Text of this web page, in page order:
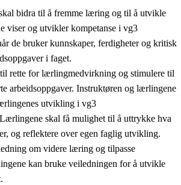
bidra til å fremme læring og til å utvikle
viser og utvikler kompetanse i vg3
de bruker kunnskaper, ferdigheter og kritisk
i faget.
rette for lærlingmedvirkning og stimulere til
arbeidsoppgaver. Instruktøren og lærlingene
utvikling i vg3
skal få mulighet til å uttrykke hva
og reflektere over egen faglig utvikling.
om videre læring og tilpasse
kan bruke veiledningen for å utvikle